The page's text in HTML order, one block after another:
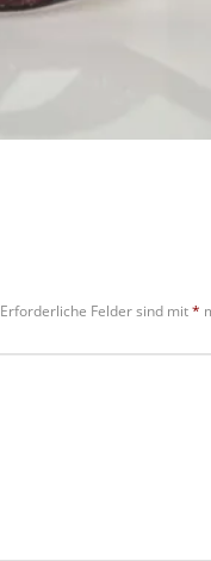
Erforderliche Felder sind mit*